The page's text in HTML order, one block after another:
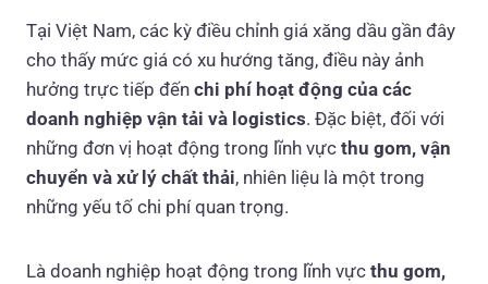
Tại Việt Nam, các kỳ điều chỉnh giá xăng dầu gần đây
cho thấy mức giá có xu hướng tăng, điều này ảnh
hưởng trực tiếp đến chi phí hoạt động của các
doanh nghiệp vận tải và logistics. Đặc biệt, đối với
những đơn vị hoạt động trong lĩnh vực thu gom, vận
chuyển và xử lý chất thải, nhiên liệu là một trong
những yếu tố chi phí quan trọng.
Là doanh nghiệp hoạt động trong lĩnh vực thu gom,